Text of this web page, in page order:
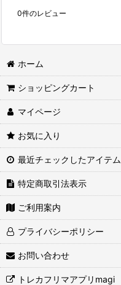
0件のレビュー
ホーム
ショッピングカート
マイページ
お気に入り
最近チェックしたアイテム
特定商取引法表示
ご利用案内
プライバシーポリシー
お問い合わせ
トレカフリマアプリmagi